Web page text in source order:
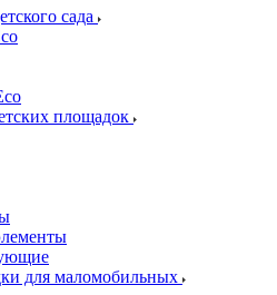
сада
площадок
для маломобильных